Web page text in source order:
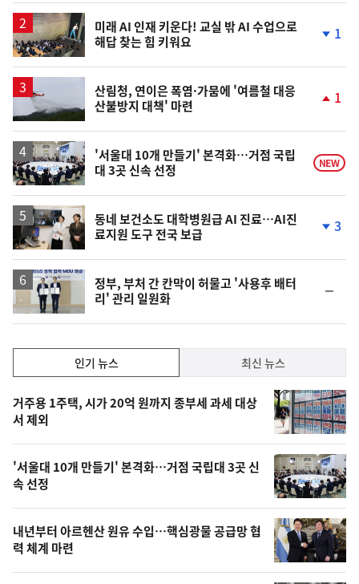
미래 AI 인재 키운다! 교실 밖 AI 수업으로
해답 찾는 힘 키워요
하
1
산림청, 연이은 폭염·가뭄에 '여름철 대응
산불방지 대책' 마련
상
승
1
'서울대 10개 만들기' 본격화…거점 국립
대 3곳 신속 선정
NEW
동네 보건소도 대학병원급 AI 진료…AI진
료지원 도구 전국 보급
하
3
정부, 부처 간 칸막이 허물고 '사용후 배터
리' 관리 일원화
일
기,
최
신,
오
늘
의
영
상
인기 뉴스 최신 뉴스
기
뉴
스
거주용 1주택, 시가 20억 원까지 종부세 과세 대상
서 제외
'서울대 10개 만들기' 본격화…거점 국립대 3곳 신
속 선정
내년부터 아르헨산 원유 수입…핵심광물 공급망 협
력 체계 마련